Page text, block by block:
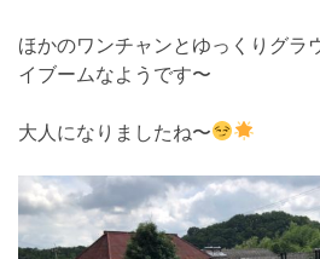
ほかのワンチャンとゆっくりグラ
イブームなようです〜
大人になりましたね〜